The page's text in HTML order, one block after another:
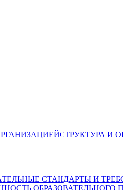
СТРУКТУРА И
СТАНДАРТЫ И